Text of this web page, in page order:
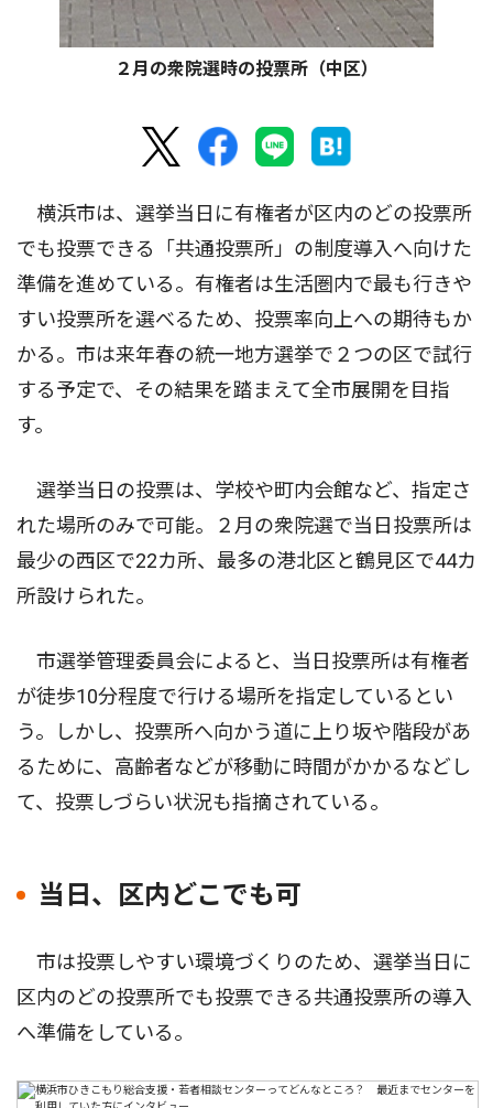
２月の衆院選時の投票所（中区）
横浜市は、選挙当日に有権者が区内のどの投票所
でも投票できる「共通投票所」の制度導入へ向けた
準備を進めている。有権者は生活圏内で最も行きや
すい投票所を選べるため、投票率向上への期待もか
かる。市は来年春の統一地方選挙で２つの区で試行
する予定で、その結果を踏まえて全市展開を目指
す。
選挙当日の投票は、学校や町内会館など、指定さ
れた場所のみで可能。２月の衆院選で当日投票所は
最少の西区で22カ所、最多の港北区と鶴見区で44カ
所設けられた。
市選挙管理委員会によると、当日投票所は有権者
が徒歩10分程度で行ける場所を指定しているとい
う。しかし、投票所へ向かう道に上り坂や階段があ
るために、高齢者などが移動に時間がかかるなどし
て、投票しづらい状況も指摘されている。
当日、区内どこでも可
市は投票しやすい環境づくりのため、選挙当日に
区内のどの投票所でも投票できる共通投票所の導入
へ準備をしている。